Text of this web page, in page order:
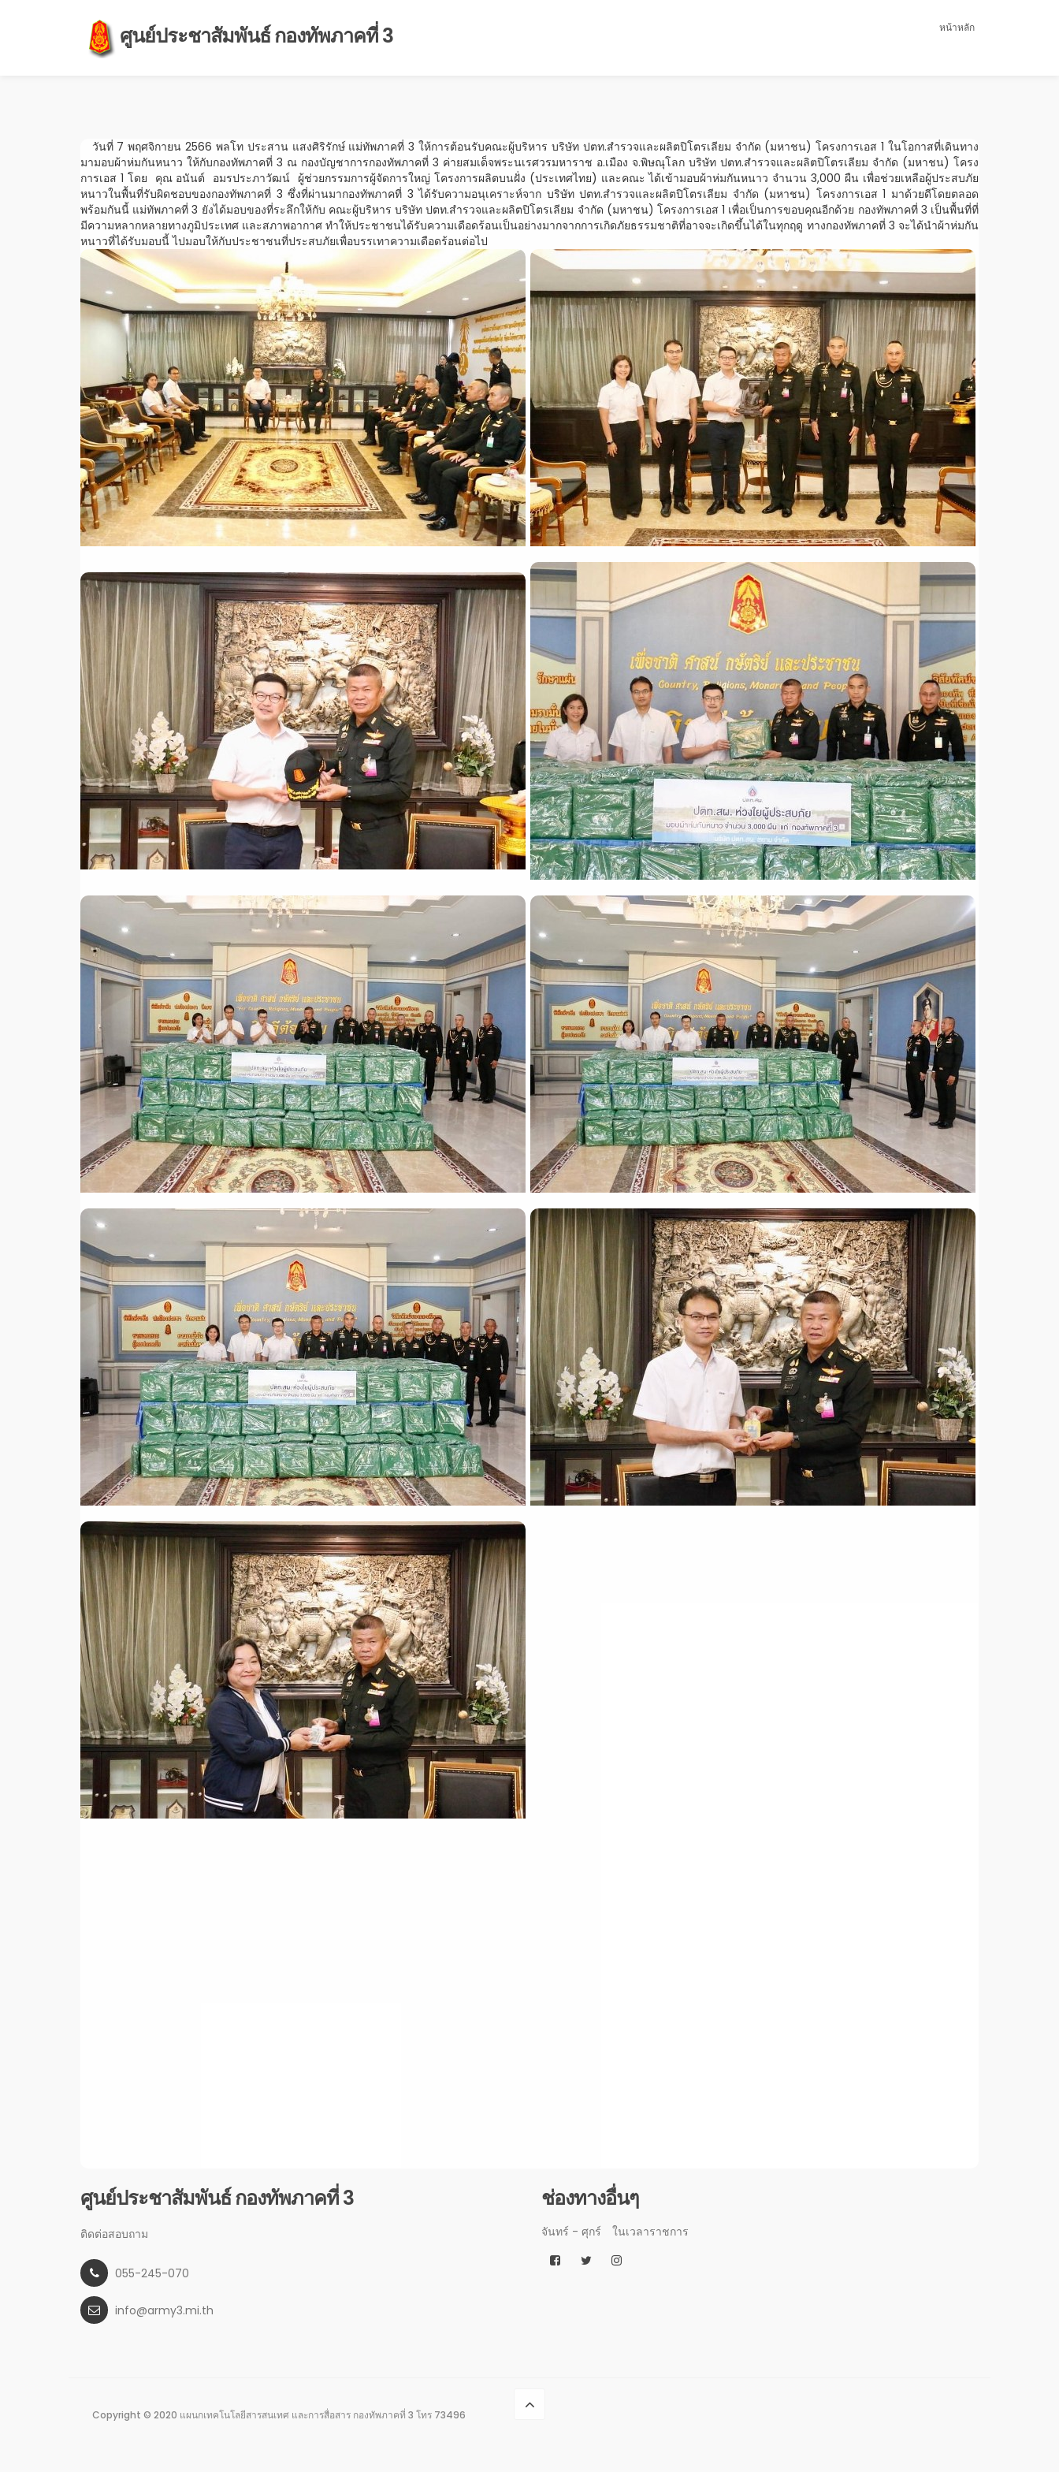
ศูนย์ประชาสัมพันธ์ กองทัพภาคที่ 3 หน้าหลัก
วันที่ 7 พฤศจิกายน 2566 พลโท ประสาน แสงศิริรักษ์ แม่ทัพภาคที่ 3 ให้การต้อนรับคณะผู้บริหาร บริษัท ปตท.สำรวจและผลิตปิโตรเลียม จำกัด (มหาชน) โครงการเอส 1 ในโอกาสที่เดินทาง
มามอบผ้าห่มกันหนาว ให้กับกองทัพภาคที่ 3 ณ กองบัญชาการกองทัพภาคที่ 3 ค่ายสมเด็จพระนเรศวรมหาราช อ.เมือง จ.พิษณุโลก บริษัท ปตท.สำรวจและผลิตปิโตรเลียม จำกัด (มหาชน) โครง
การเอส 1 โดย คุณ อนันต์ อมรประภาวัฒน์ ผู้ช่วยกรรมการผู้จัดการใหญ่ โครงการผลิตบนฝั่ง (ประเทศไทย) และคณะ ได้เข้ามอบผ้าห่มกันหนาว จำนวน 3,000 ผืน เพื่อช่วยเหลือผู้ประสบภัย
หนาวในพื้นที่รับผิดชอบของกองทัพภาคที่ 3 ซึ่งที่ผ่านมากองทัพภาคที่ 3 ได้รับความอนุเคราะห์จาก บริษัท ปตท.สำรวจและผลิตปิโตรเลียม จำกัด (มหาชน) โครงการเอส 1 มาด้วยดีโดยตลอด
พร้อมกันนี้ แม่ทัพภาคที่ 3 ยังได้มอบของที่ระลึกให้กับ คณะผู้บริหาร บริษัท ปตท.สำรวจและผลิตปิโตรเลียม จำกัด (มหาชน) โครงการเอส 1 เพื่อเป็นการขอบคุณอีกด้วย กองทัพภาคที่ 3 เป็นพื้นที่ที่
มีความหลากหลายทางภูมิประเทศ และสภาพอากาศ ทำให้ประชาชนได้รับความเดือดร้อนเป็นอย่างมากจากการเกิดภัยธรรมชาติที่อาจจะเกิดขึ้นได้ในทุกฤดู ทางกองทัพภาคที่ 3 จะได้นำผ้าห่มกัน
หนาวที่ได้รับมอบนี้ ไปมอบให้กับประชาชนที่ประสบภัยเพื่อบรรเทาความเดือดร้อนต่อไป
ศูนย์ประชาสัมพันธ์ กองทัพภาคที่ 3
ติดต่อสอบถาม
055-245-070
info@army3.mi.th
ช่องทางอื่นๆ
จันทร์ - ศุกร์ ในเวลาราชการ
Copyright © 2020 แผนกเทคโนโลยีสารสนเทศ และการสื่อสาร กองทัพภาคที่ 3 โทร 73496